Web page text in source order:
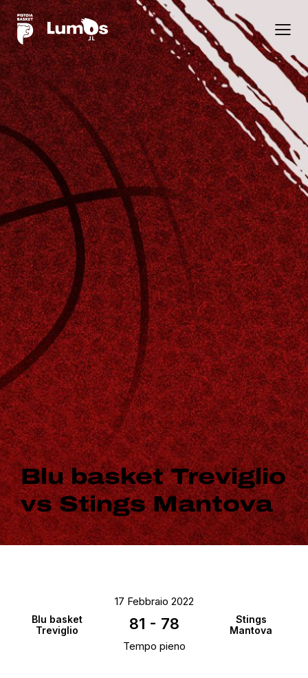
Blu basket Treviglio
vs Stings Mantova
Blu basket
Treviglio
Stings
Mantova
17 Febbraio 2022
81 - 78
Tempo pieno